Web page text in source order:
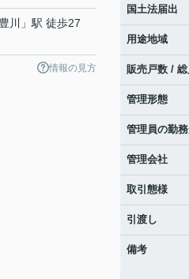
豊川
」駅 徒歩27
情報の見方
国土法届出
用途地域
販売戸数 /
管理形態
管理員の勤
管理会社
取引態様
引渡し
備考